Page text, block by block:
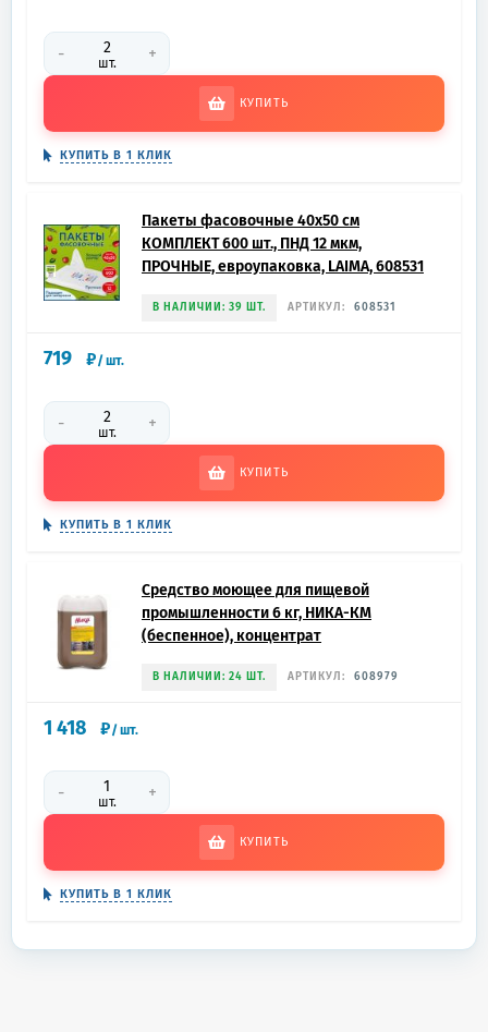
- шт. +
КУПИТЬ
КУПИТЬ В 1 КЛИК
Пакеты фасовочные 40х50 см
КОМПЛЕКТ 600 шт., ПНД 12 мкм,
ПРОЧНЫЕ, евроупаковка, LAIMA, 608531
В НАЛИЧИИ: 39 ШТ. АРТИКУЛ: 608531
719 ₽/шт.
- шт. +
КУПИТЬ
КУПИТЬ В 1 КЛИК
Средство моющее для пищевой
промышленности 6 кг, НИКА-КМ
(беспенное), концентрат
В НАЛИЧИИ: 24 ШТ. АРТИКУЛ: 608979
1 418 ₽/шт.
- шт. +
КУПИТЬ
КУПИТЬ В 1 КЛИК